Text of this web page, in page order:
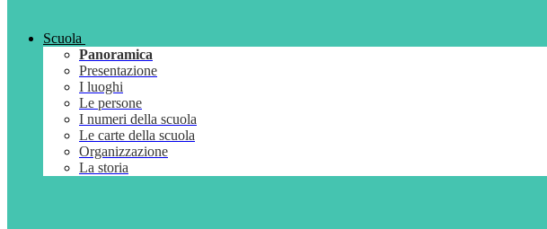
Scuola
Panoramica
Presentazione
I luoghi
Le persone
I numeri della scuola
Le carte della scuola
Organizzazione
La storia